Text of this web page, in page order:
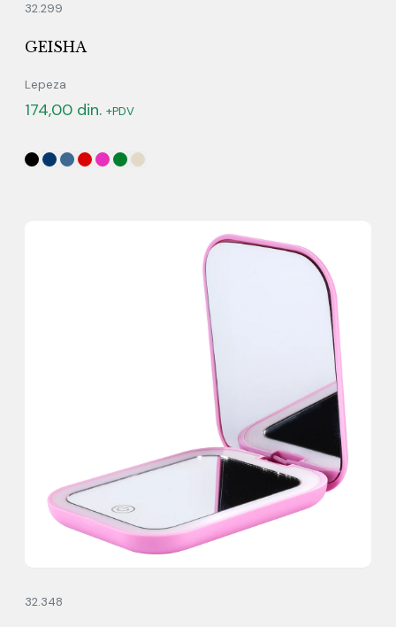
32.299
GEISHA
Lepeza
174,00 din. +PDV
32.348